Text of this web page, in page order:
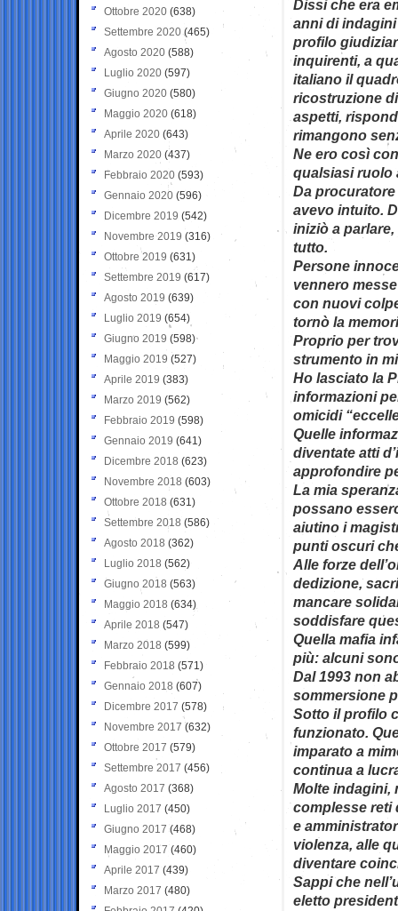
Dissi che era
anni di
profilo
inquirenti, a
italiano il
ricostruzione
aspetti,
rimangono
Ne ero così
qualsiasi ruolo
Da
avevo intuito.
iniziò a
tutto.
Persone
vennero
con nuovi
tornò la
Proprio per
strumento in
Ho lasciato la
informazioni
omicidi
Quelle
diventate atti
approfondire
La mia
possano
aiutino i
punti oscuri
Alle forze
dedizione,
mancare
soddisfare
Quella mafia
più: alcuni
Dal 1993 non
sommersione
Sotto il profilo
funzionato.
imparato a
continua a
Molte indagini,
complesse reti
e
violenza, alle
diventare
Sappi che
eletto
Ottobre 2020 (638)
Settembre 2020(465)
Agosto 2020 (588)
Luglio 2020 (597)
Giugno 2020 (580)
Maggio 2020 (618)
Aprile 2020 (643)
Marzo 2020 (437)
Febbraio 2020 (593)
Gennaio 2020 (596)
Dicembre 2019 (542)
Novembre 2019 (316)
Ottobre 2019 (631)
Settembre 2019 (617)
Agosto 2019 (639)
Luglio 2019 (654)
Giugno 2019 (598)
Maggio 2019 (527)
Aprile 2019 (383)
Marzo 2019 (562)
Febbraio 2019 (598)
Gennaio 2019 (641)
Dicembre 2018 (623)
Novembre 2018 (603)
Ottobre 2018 (631)
Settembre 2018 (586)
Agosto 2018 (362)
Luglio 2018 (562)
Giugno 2018 (563)
Maggio 2018 (634)
Aprile 2018 (547)
Marzo 2018 (599)
Febbraio 2018 (571)
Gennaio 2018 (607)
Dicembre 2017 (578)
Novembre 2017 (632)
Ottobre 2017 (579)
Settembre 2017 (456)
Agosto 2017 (368)
Luglio 2017 (450)
Giugno 2017 (468)
Maggio 2017 (460)
Aprile 2017 (439)
Marzo 2017 (480)